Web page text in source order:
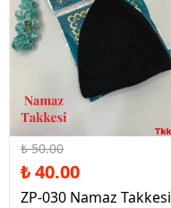
%20 İndirim
₺ 50.00
₺ 40.00
ZP-030 Namaz Takkesi